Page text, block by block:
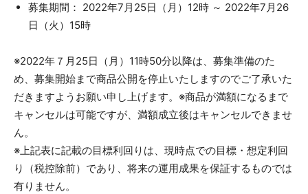
募集期間： 2022年7月25日（月）12時 ～ 2022年7月26
日（火）15時
※2022年７月25日（月）11時50分以降は、募集準備のた
め、募集開始まで商品公開を停止いたしますのでご了承いた
だきますようお願い申し上げます。※商品が満額になるまで
キャンセルは可能ですが、満額成立後はキャンセルできませ
ん。
※上記表に記載の目標利回りは、現時点での目標・想定利回
り（税控除前）であり、将来の運用成果を保証するものでは
有りません。